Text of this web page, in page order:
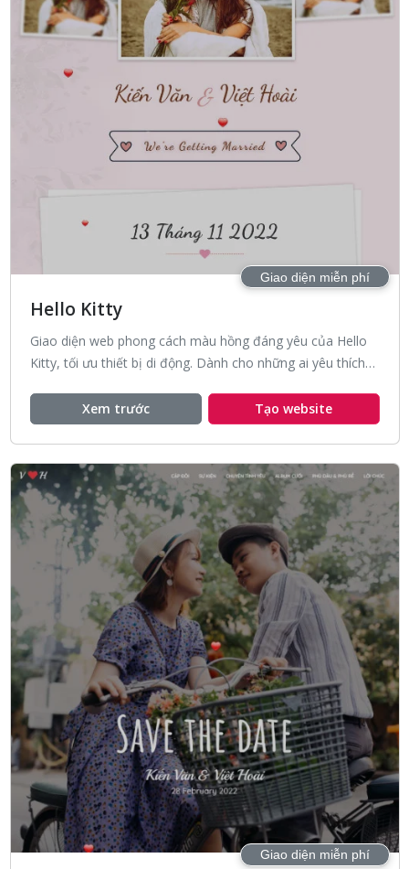
Giao diện miễn phí
Hello Kitty
Giao diện web phong cách màu hồng đáng yêu của Hello
Kitty, tối ưu thiết bị di động. Dành cho những ai yêu thích
Xem trước
Tạo website
Giao diện miễn phí